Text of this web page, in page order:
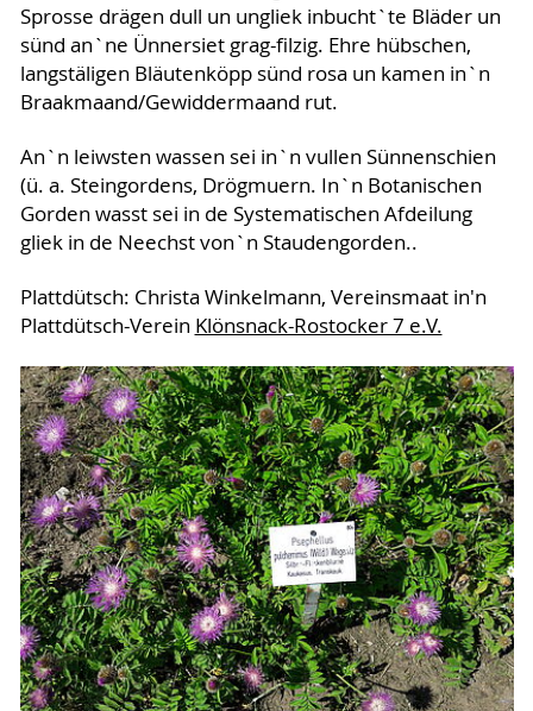
Sprosse drägen dull un ungliek inbucht`te Bläder un
sünd an`ne Ünnersiet grag-filzig. Ehre hübschen,
langstäligen Bläutenköpp sünd rosa un kamen in`n
Braakmaand/Gewiddermaand rut.
An`n leiwsten wassen sei in`n vullen Sünnenschien
(ü. a. Steingordens, Drögmuern. In`n Botanischen
Gorden wasst sei in de Systematischen Afdeilung
gliek in de Neechst von`n Staudengorden..
Plattdütsch: Christa Winkelmann, Vereinsmaat in'n
Plattdütsch-Verein Klönsnack-Rostocker 7 e.V.